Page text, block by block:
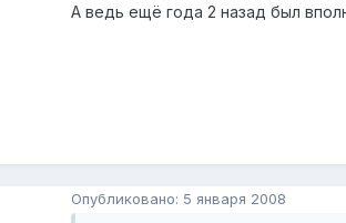
А ведь ещё года 2 назад был
Опубликовано: 5 января 2008